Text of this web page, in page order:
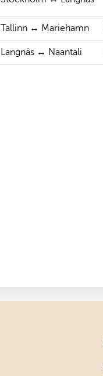
Tallinn ↔ Mariehamn
Langnäs ↔ Naantali